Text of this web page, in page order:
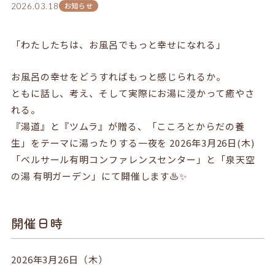
ツムラの想い
企業サイトへ
ヘルスケア製品チャットボット
お問い合わせ
ニュース
2026.03.18 お知らせ
「わたしたちは、お風呂でもっと幸せになれる」
お風呂の幸せをどうすればもっと感じられるか。
ともに話し、考え、そして実際にお湯に浸かって癒やさ
れる。
『湯道』と『ツムラ』が贈る、「こころとからだの養
生」をテーマに湯ったりする一夜を 2026年3月26日(木)
「ベルサール有明コンファレンスセンター」と「泉天空
の湯 有明ガーデン」にて開催します♨️✨
開催日時
2026年3月26日（木）